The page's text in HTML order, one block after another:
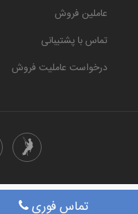
عاملین فروش
تماس با پشتیبانی
درخواست عاملیت فروش
تمامی حقوق این سایت متعلق هست به معجزه
گروه نرم افزار سوین سافت
تماس فوری